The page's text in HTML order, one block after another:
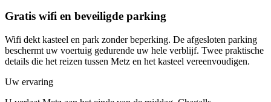
Gratis wifi en beveiligde parking
Wifi dekt kasteel en park zonder beperking. De afgesloten parking
beschermt uw voertuig gedurende uw hele verblijf. Twee praktische
details die het reizen tussen Metz en het kasteel vereenvoudigen.
Uw ervaring